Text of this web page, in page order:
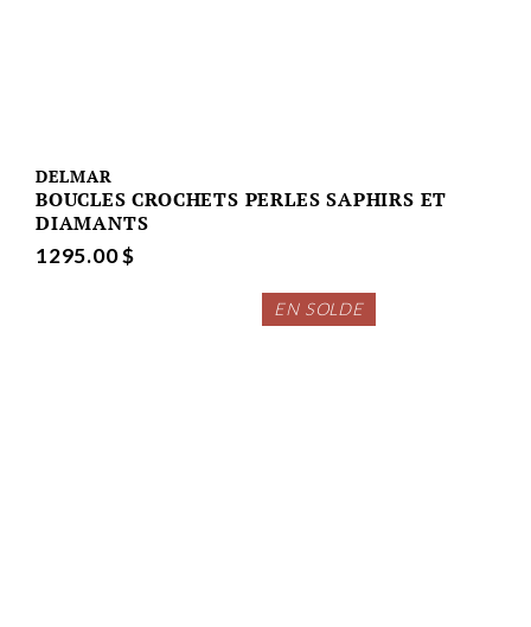
DELMAR
BOUCLES CROCHETS PERLES SAPHIRS ET
DIAMANTS
1295.00 $
EN SOLDE